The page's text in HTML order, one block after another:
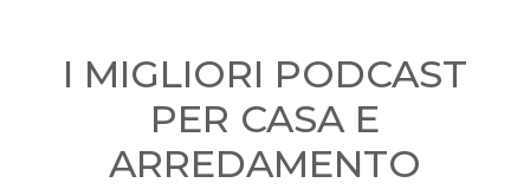
I MIGLIORI PODCAST
PER CASA E
ARREDAMENTO